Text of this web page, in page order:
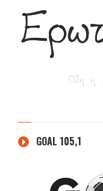
GOAL 105,1